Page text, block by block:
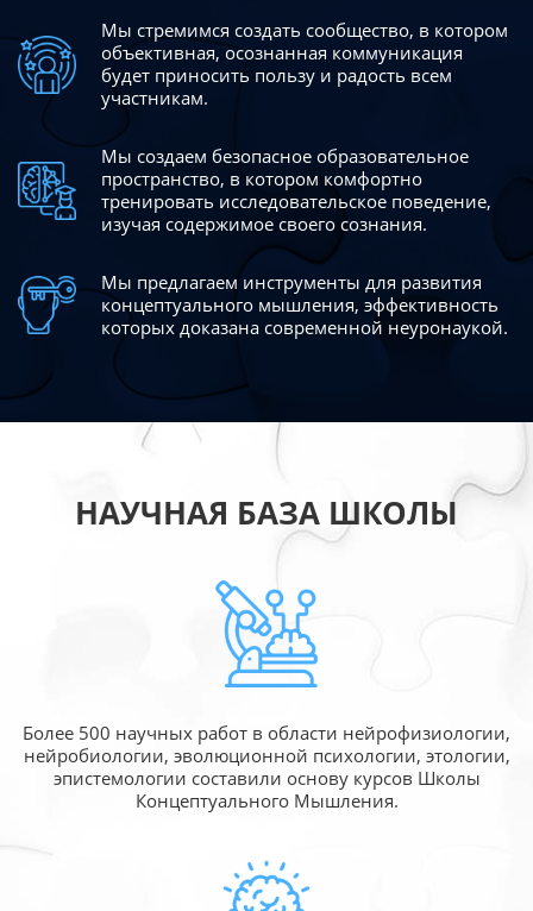
Мы стремимся создать сообщество, в котором
объективная, осознанная коммуникация
будет приносить пользу и радость всем
участникам.
Мы создаем безопасное образовательное
пространство, в котором комфортно
тренировать исследовательское поведение,
изучая содержимое своего сознания.
Мы предлагаем инструменты для развития
концептуального мышления, эффективность
которых доказана современной неуронаукой.
НАУЧНАЯ БАЗА ШКОЛЫ
Более 500 научных работ в области нейрофизиологии,
нейробиологии, эволюционной психологии, этологии,
эпистемологии составили основу курсов Школы
Концептуального Мышления.